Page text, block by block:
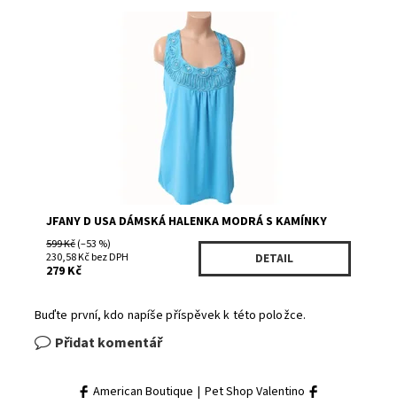
Skladem 1
P129BL/1123
JFANY D USA
JFANY D USA DÁMSKÁ HALENKA MODRÁ S KAMÍNKY
599 Kč(–53 %)
230,58 Kč bez DPH
279 Kč
DETAIL
Buďte první, kdo napíše příspěvek k této položce.
Přidat komentář
American Boutique | Pet Shop Valentino